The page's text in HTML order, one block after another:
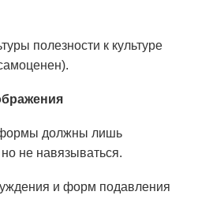
полезности к культуре
формы должны лишь
не навязываться.
и форм подавления